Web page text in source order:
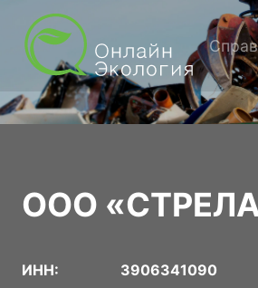
ООО
ИНН: 3906341090